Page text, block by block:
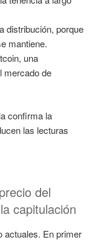
distribución, porque
mantiene.
una
mercado de
confirma la
las lecturas
del
capitulación
actuales. En primer